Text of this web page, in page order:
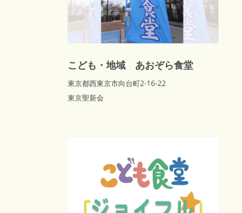
こども・地域 あおぞら食堂
東京都西東京市向台町2-16-22
東京聖新会